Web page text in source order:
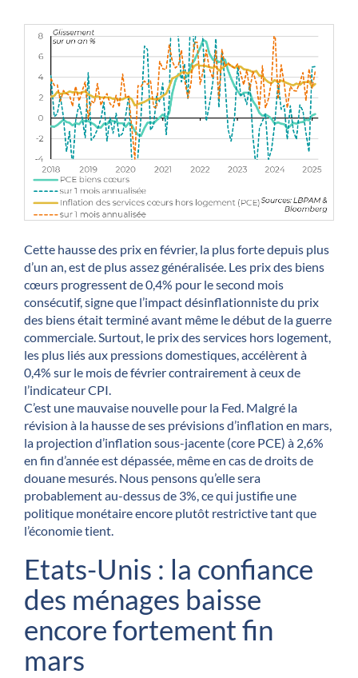
Cette hausse des prix en février, la plus forte depuis plus
d’un an, est de plus assez généralisée. Les prix des biens
cœurs progressent de 0,4% pour le second mois
consécutif, signe que l’impact désinflationniste du prix
des biens était terminé avant même le début de la guerre
commerciale. Surtout, le prix des services hors logement,
les plus liés aux pressions domestiques, accélèrent à
0,4% sur le mois de février contrairement à ceux de
l’indicateur CPI.
C’est une mauvaise nouvelle pour la Fed. Malgré la
révision à la hausse de ses prévisions d’inflation en mars,
la projection d’inflation sous-jacente (core PCE) à 2,6%
en fin d’année est dépassée, même en cas de droits de
douane mesurés. Nous pensons qu’elle sera
probablement au-dessus de 3%, ce qui justifie une
politique monétaire encore plutôt restrictive tant que
l’économie tient.
Etats-Unis : la confiance
des ménages baisse
encore fortement fin
mars